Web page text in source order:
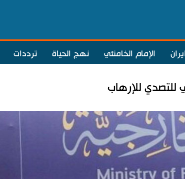
الإمام الخامنئي نهج الحياة ترددات
للتصدي للإرهاب